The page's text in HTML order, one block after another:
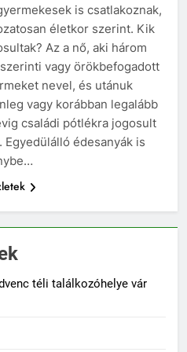
a Tisza Világ
applikáció
botránya
10 Hónap Ezelőtt
Dobrev programot
hirdet, a Tisza a Dunán
hajókázik
is csatlakoznak,
életkor szerint. Kik
Az a nő, aki három
vagy örökbefogadott
nevel, és utánuk
vagy korábban legalább
családi pótlékra jogosult
Egyedülálló édesanyák is
téli találkozóhelye vár